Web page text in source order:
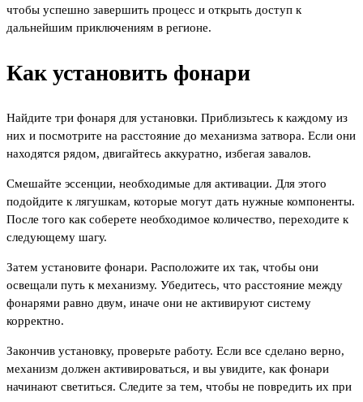
чтобы успешно завершить процесс и открыть доступ к
дальнейшим приключениям в регионе.
Как установить фонари
Найдите три фонаря для установки. Приблизьтесь к каждому из
них и посмотрите на расстояние до механизма затвора. Если они
находятся рядом, двигайтесь аккуратно, избегая завалов.
Смешайте эссенции, необходимые для активации. Для этого
подойдите к лягушкам, которые могут дать нужные компоненты.
После того как соберете необходимое количество, переходите к
следующему шагу.
Затем установите фонари. Расположите их так, чтобы они
освещали путь к механизму. Убедитесь, что расстояние между
фонарями равно двум, иначе они не активируют систему
корректно.
Закончив установку, проверьте работу. Если все сделано верно,
механизм должен активироваться, и вы увидите, как фонари
начинают светиться. Следите за тем, чтобы не повредить их при